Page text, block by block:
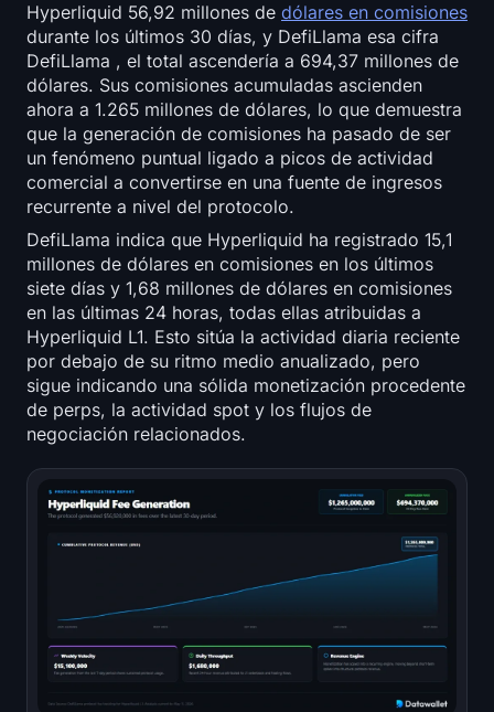
Hyperliquid 56,92 millones de dólares en comisiones
durante los últimos 30 días, y DefiLlama esa cifra
DefiLlama , el total ascendería a 694,37 millones de
dólares. Sus comisiones acumuladas ascienden
ahora a 1.265 millones de dólares, lo que demuestra
que la generación de comisiones ha pasado de ser
un fenómeno puntual ligado a picos de actividad
comercial a convertirse en una fuente de ingresos
recurrente a nivel del protocolo.
DefiLlama indica que Hyperliquid ha registrado 15,1
millones de dólares en comisiones en los últimos
siete días y 1,68 millones de dólares en comisiones
en las últimas 24 horas, todas ellas atribuidas a
Hyperliquid L1. Esto sitúa la actividad diaria reciente
por debajo de su ritmo medio anualizado, pero
sigue indicando una sólida monetización procedente
de perps, la actividad spot y los flujos de
negociación relacionados.